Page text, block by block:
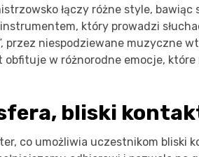
łączy różne style, bawiąc
który prowadzi
przez niespodziewane muzyczne
w różnorodne emocje, które
bliski
co umożliwia uczestnikom bliski